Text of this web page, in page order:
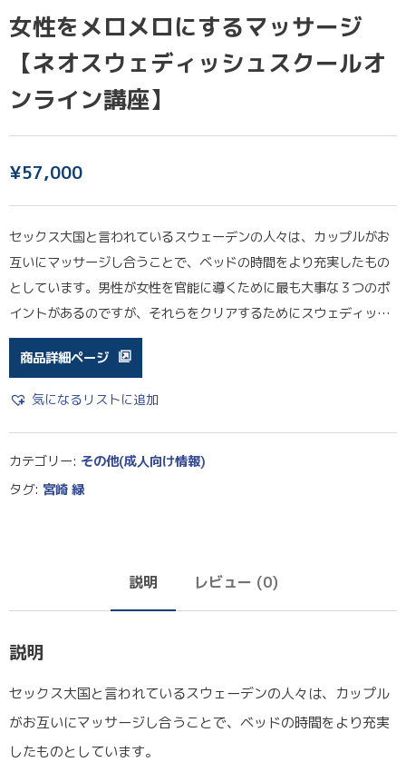
女性をメロメロにするマッサージ
【ネオスウェディッシュスクールオ
ンライン講座】
¥57,000
セックス大国と言われているスウェーデンの人々は、カップルがお
互いにマッサージし合うことで、ベッドの時間をより充実したもの
としています。男性が女性を官能に導くために最も大事な３つのポ
イントがあるのですが、それらをクリアするためにスウェディッ…
商品詳細ページ
気になるリストに追加
カテゴリー: その他(成人向け情報)
タグ: 宮崎 緑
説明 レビュー (0)
説明
セックス大国と言われているスウェーデンの人々は、カップル
がお互いにマッサージし合うことで、ベッドの時間をより充実
したものとしています。